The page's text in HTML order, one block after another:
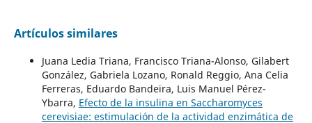
Artículos similares
Juana Ledia Triana, Francisco Triana-Alonso, Gilabert
González, Gabriela Lozano, Ronald Reggio, Ana Celia
Ferreras, Eduardo Bandeira, Luis Manuel Pérez-
Ybarra, Efecto de la insulina en Saccharomyces
cerevisiae: estimulación de la actividad enzimática de